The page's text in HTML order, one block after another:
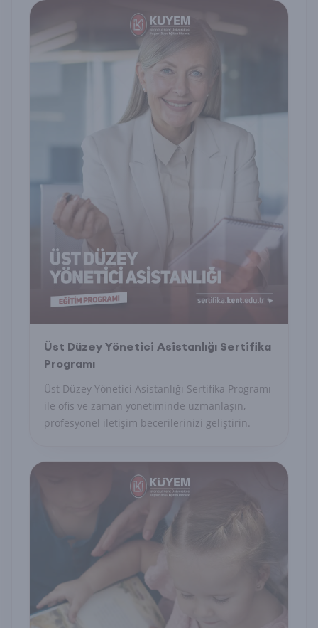
Üst Düzey Yönetici Asistanlığı Sertifika
Programı
Üst Düzey Yönetici Asistanlığı Sertifika Programı
ile ofis ve zaman yönetiminde uzmanlaşın,
profesyonel iletişim becerilerinizi geliştirin.